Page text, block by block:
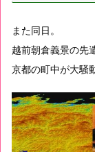
また同日。
越前朝倉義景の先
京都の町中が大騒